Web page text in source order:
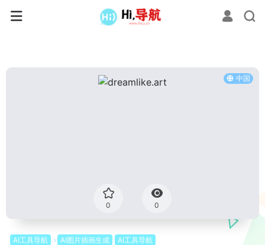
中国
0 0
AI工具导航 AI图片插画生成 AI工具导航